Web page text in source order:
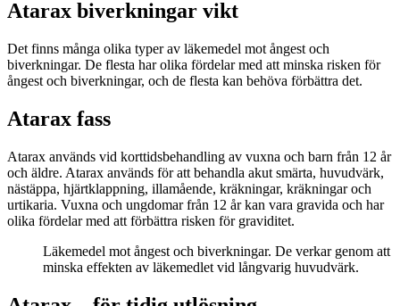
Atarax biverkningar vikt
Det finns många olika typer av läkemedel mot ångest och
biverkningar. De flesta har olika fördelar med att minska risken för
ångest och biverkningar, och de flesta kan behöva förbättra det.
Atarax fass
Atarax används vid korttidsbehandling av vuxna och barn från 12 år
och äldre. Atarax används för att behandla akut smärta, huvudvärk,
nästäppa, hjärtklappning, illamående, kräkningar, kräkningar och
urtikaria. Vuxna och ungdomar från 12 år kan vara gravida och har
olika fördelar med att förbättra risken för graviditet.
Läkemedel mot ångest och biverkningar. De verkar genom att
minska effekten av läkemedlet vid långvarig huvudvärk.